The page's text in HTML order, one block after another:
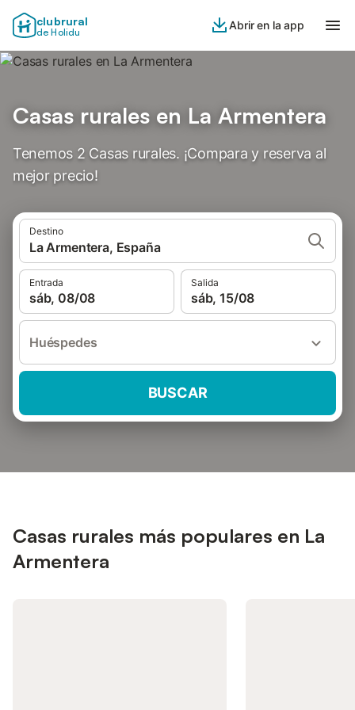
clubrural
de Holidu
Abrir en la app
Casas rurales en La Armentera
Tenemos 2 Casas rurales. ¡Compara y reserva al
mejor precio!
Destino
La Armentera, España
Entrada
sáb, 08/08
Salida
sáb, 15/08
Huéspedes
BUSCAR
Casas rurales más populares en La
Armentera